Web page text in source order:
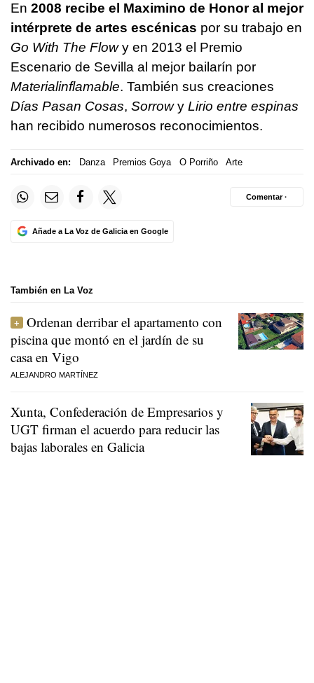
En 2008 recibe el Maximino de Honor al mejor
intérprete de artes escénicas por su trabajo en
Go With The Flowy en 2013 el Premio
Escenario de Sevilla al mejor bailarín por
Materialinflamable. También sus creaciones
Días Pasan Cosas, Sorrowy Lirio entre espinas
han recibido numerosos reconocimientos.
Archivado en: Danza Premios Goya O Porriño Arte
Añade a La Voz de Galicia en Google
Comentar ·
También en La Voz
Ordenan derribar el apartamento con
piscina que montó en el jardín de su
casa en Vigo
ALEJANDRO MARTÍNEZ
Xunta, Confederación de Empresarios y
UGT firman el acuerdo para reducir las
bajas laborales en Galicia